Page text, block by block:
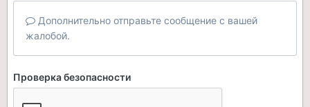
Дополнительно отправьте сообщение с вашей
жалобой.
Проверка безопасности